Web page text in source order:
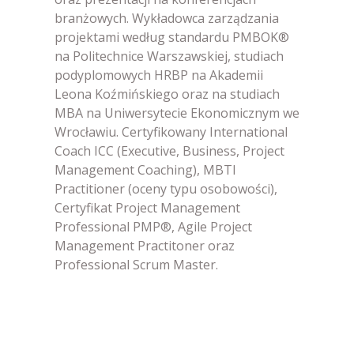
branżowych. Wykładowca zarządzania
projektami według standardu PMBOK®
na Politechnice Warszawskiej, studiach
podyplomowych HRBP na Akademii
Leona Koźmińskiego oraz na studiach
MBA na Uniwersytecie Ekonomicznym we
Wrocławiu. Certyfikowany International
Coach ICC (Executive, Business, Project
Management Coaching), MBTI
Practitioner (oceny typu osobowości),
Certyfikat Project Management
Professional PMP®, Agile Project
Management Practitoner oraz
Professional Scrum Master.